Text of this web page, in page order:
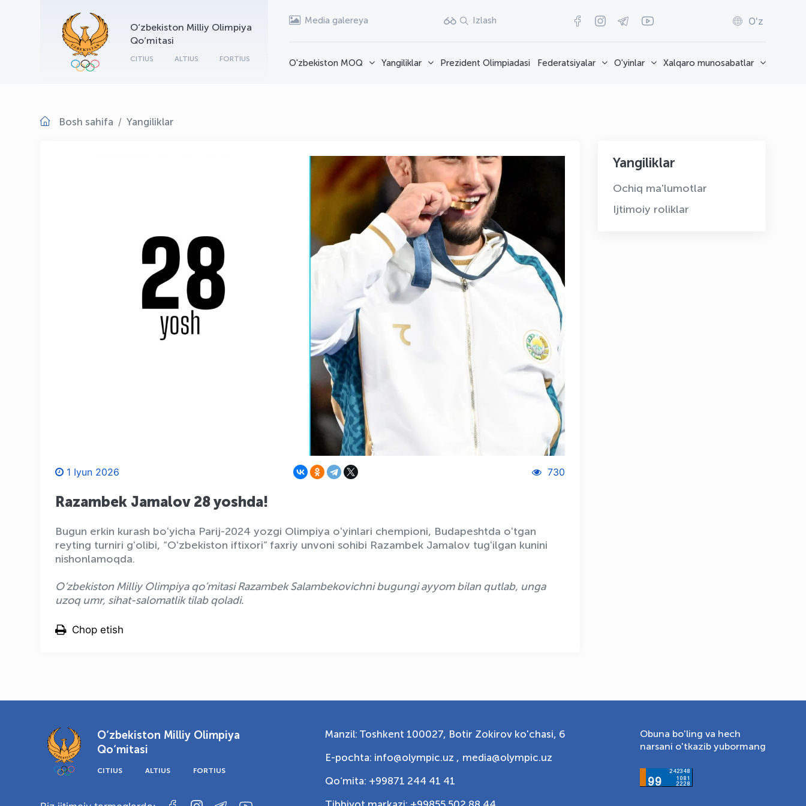
O‘zbekiston Milliy Olimpiya
Qo‘mitasi
CITIUS ALTIUS FORTIUS
Media galereya Izlash O'z
O'zbekiston MOQ Yangiliklar Prezident Olimpiadasi Federatsiyalar O'yinlar Xalqaro munosabatlar
Bosh sahifa Yangiliklar
1 Iyun 2026 730
Razambek Jamalov 28 yoshda!
Bugun erkin kurash boʻyicha Parij-2024 yozgi Olimpiya oʻyinlari chempioni, Budapeshtda oʻtgan
reyting turniri gʻolibi, “Oʻzbekiston iftixori” faxriy unvoni sohibi Razambek Jamalov tugʻilgan kunini
nishonlamoqda.
O‘zbekiston Milliy Olimpiya qo‘mitasi Razambek Salambekovichni bugungi ayyom bilan qutlab, unga
uzoq umr, sihat-salomatlik tilab qoladi.
Chop etish
Yangiliklar
Ochiq ma'lumotlar
Ijtimoiy roliklar
O‘zbekiston Milliy Olimpiya
Qo‘mitasi
CITIUS ALTIUS FORTIUS
Manzil: Toshkent 100027, Botir Zokirov ko'chasi, 6
E-pochta: info@olympic.uz , media@olympic.uz
Qo‘mita: +99871 244 41 41
Obuna bo'ling va hech
narsani o'tkazib yubormang